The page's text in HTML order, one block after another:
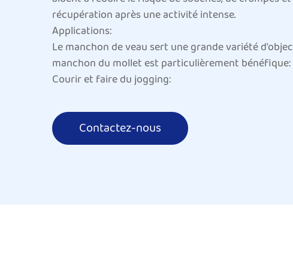
récupération après une activité intense.
Applications:
Le manchon de veau sert une grande variété
manchon du mollet est particulièrement bénéfique:
Courir et faire du jogging:
provoquer une fatigue musculaire, des crampes
circulation sanguine, en réduisant le risque de
Vélo:
Contactez-nous